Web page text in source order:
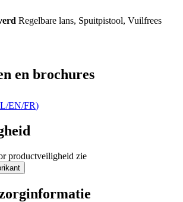
Regelbare lans, Spuitpistool, Vuilfrees
en brochures
EN/FR)
productveiligheid zie